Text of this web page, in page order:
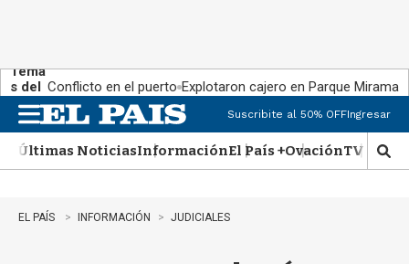
Tema
s del
día:
Conflicto en el puerto Explotaron cajero en Parque Miramar
n
u
Suscribite al 50% OFFIngresar
Últimas NoticiasInformaciónEl País +OvaciónTV Show
M
o
EL PAÍS INFORMACIÓN JUDICIALES